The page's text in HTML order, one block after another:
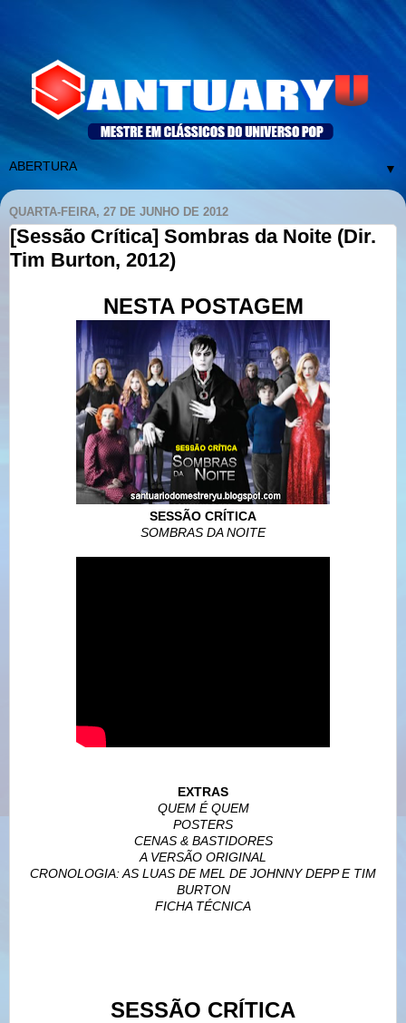
▼
QUARTA-FEIRA, 27 DE JUNHO DE 2012
[Sessão Crítica] Sombras da Noite (Dir.
Tim Burton, 2012)
NESTA POSTAGEM
SESSÃO CRÍTICA
SOMBRAS DA NOITE
EXTRAS
QUEM É QUEM
POSTERS
CENAS & BASTIDORES
A VERSÃO ORIGINAL
CRONOLOGIA: AS LUAS DE MEL DE JOHNNY DEPP E TIM
BURTON
FICHA TÉCNICA
SESSÃO CRÍTICA